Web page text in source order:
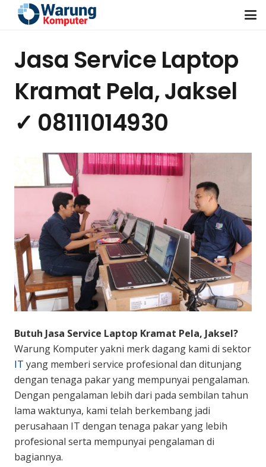
Jasa Service Laptop
Kramat Pela, Jaksel
✓ 08111014930
Butuh Jasa Service Laptop Kramat Pela, Jaksel?
Warung Komputer yakni merk dagang kami di sektor
IT yang memberi service profesional dan ditunjang
dengan tenaga pakar yang mempunyai pengalaman.
Dengan pengalaman lebih dari pada sembilan tahun
lama waktunya, kami telah berkembang jadi
perusahaan IT dengan tenaga pakar yang lebih
profesional serta mempunyai pengalaman di
bagiannya.